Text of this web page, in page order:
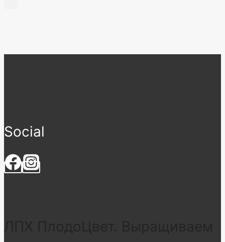
Social